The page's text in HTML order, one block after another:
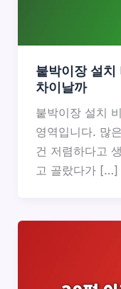
붙박이장 설
차이날까
붙박이장 설치
영역입니다. 많
건 저렴하다고
고 골랐다가 […]